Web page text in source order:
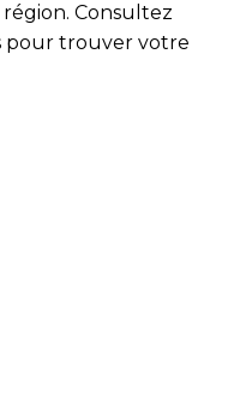
région. Consultez
pour trouver votre